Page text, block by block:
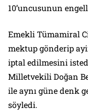
10’uncusunun
Emekli Tümamiral
mektup gönderip
iptal edilmesini
Milletvekili Doğan
ile aynı güne denk
söyledi.